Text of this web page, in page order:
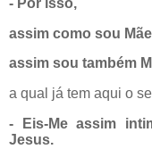
assim como sou
assim sou também
a qual já tem aqui o
- Eis-Me assim
Jesus.